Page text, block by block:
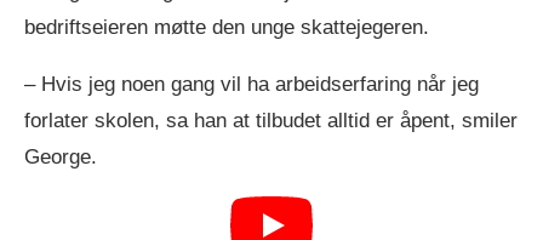
bedriftseieren møtte den unge skattejegeren.
– Hvis jeg noen gang vil ha arbeidserfaring når jeg
forlater skolen, sa han at tilbudet alltid er åpent, smiler
George.